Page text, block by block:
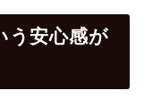
う安心感が